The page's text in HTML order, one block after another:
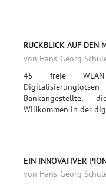
RÜCKBLICK AUF DEN
von Hans-Georg
45 freie
Bankangestellte,
Willkommen in der
EIN INNOVATIVER
von Hans-Georg